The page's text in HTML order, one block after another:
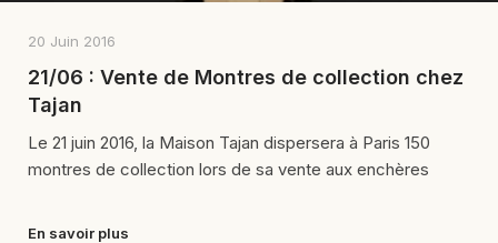
20 Juin 2016
21/06 : Vente de Montres de collection chez
Tajan
Le 21 juin 2016, la Maison Tajan dispersera à Paris 150
montres de collection lors de sa vente aux enchères
En savoir plus